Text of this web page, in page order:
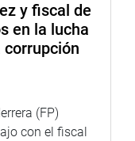
y fiscal de
en la lucha
(FP)
con el fiscal